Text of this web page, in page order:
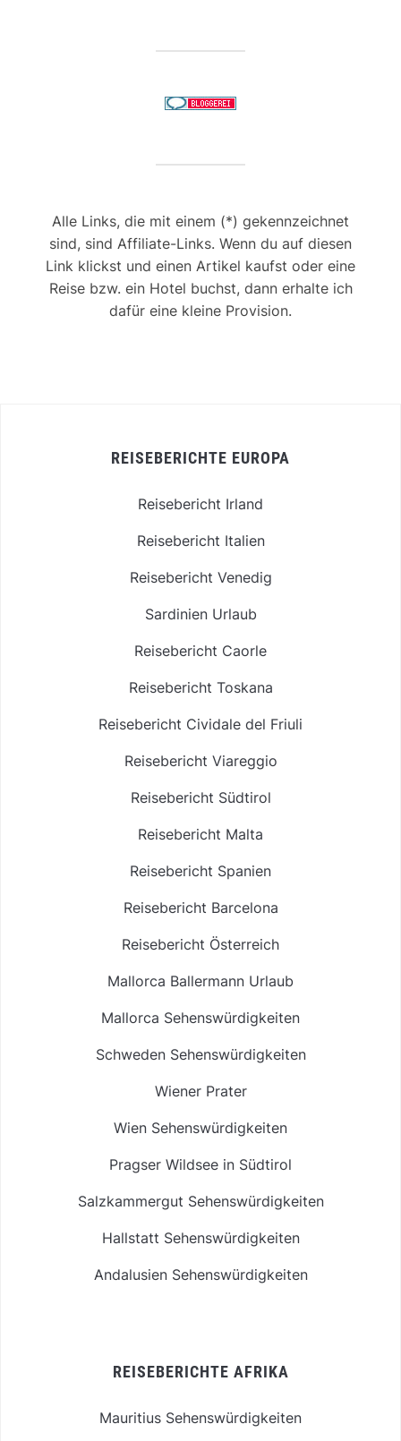
Alle Links, die mit einem (*) gekennzeichnet
sind, sind Affiliate-Links. Wenn du auf diesen
Link klickst und einen Artikel kaufst oder eine
Reise bzw. ein Hotel buchst, dann erhalte ich
dafür eine kleine Provision.
REISEBERICHTE EUROPA
Reisebericht Irland
Reisebericht Italien
Reisebericht Venedig
Sardinien Urlaub
Reisebericht Caorle
Reisebericht Toskana
Reisebericht Cividale del Friuli
Reisebericht Viareggio
Reisebericht Südtirol
Reisebericht Malta
Reisebericht Spanien
Reisebericht Barcelona
Reisebericht Österreich
Mallorca Ballermann Urlaub
Mallorca Sehenswürdigkeiten
Schweden Sehenswürdigkeiten
Wiener Prater
Wien Sehenswürdigkeiten
Pragser Wildsee in Südtirol
Salzkammergut Sehenswürdigkeiten
Hallstatt Sehenswürdigkeiten
Andalusien Sehenswürdigkeiten
REISEBERICHTE AFRIKA
Mauritius Sehenswürdigkeiten